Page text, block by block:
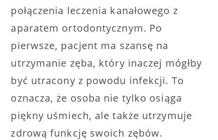
połączenia leczenia kanałowego z
aparatem ortodontycznym. Po
pierwsze, pacjent ma szansę na
utrzymanie zęba, który inaczej mógłby
być utracony z powodu infekcji. To
oznacza, że osoba nie tylko osiąga
piękny uśmiech, ale także utrzymuje
zdrową funkcję swoich zębów.